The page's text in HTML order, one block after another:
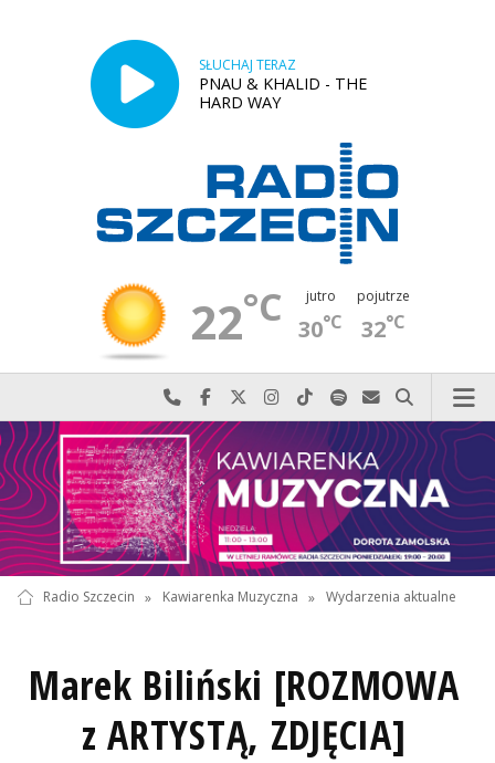
SŁUCHAJ TERAZ
PNAU & KHALID - THE
HARD WAY
22°C jutro
30°C
pojutrze
32°C
Najlepiej po prostu do nas zadzwoń
Odwiedź nas na Facebook-u
Odwiedź nas na X
Odwiedź nas na Instagram-ie
Odwiedź nas na TikTok-u
Szukaj nas na Spotify
Wyślij do nas
Szukaj
Radio Szczecin » Kawiarenka Muzyczna » Wydarzenia aktualne
Marek Biliński [ROZMOWA
z ARTYSTĄ, ZDJĘCIA]